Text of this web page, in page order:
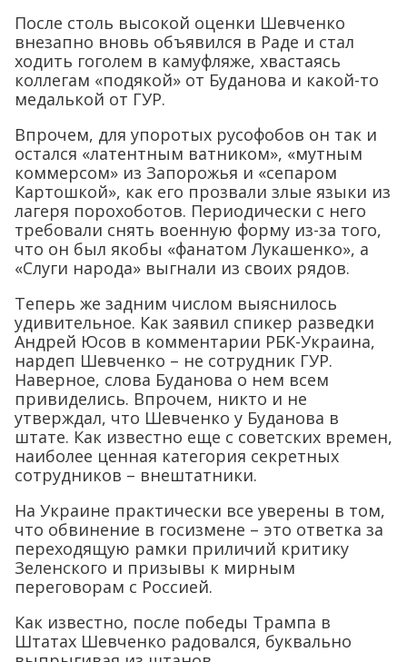
После столь высокой оценки Шевченко
внезапно вновь объявился в Раде и стал
ходить гоголем в камуфляже, хвастаясь
коллегам «подякой» от Буданова и какой-то
медалькой от ГУР.
Впрочем, для упоротых русофобов он так и
остался «латентным ватником», «мутным
коммерсом» из Запорожья и «сепаром
Картошкой», как его прозвали злые языки из
лагеря порохоботов. Периодически с него
требовали снять военную форму из-за того,
что он был якобы «фанатом Лукашенко», а
«Слуги народа» выгнали из своих рядов.
Теперь же задним числом выяснилось
удивительное. Как заявил спикер разведки
Андрей Юсов в комментарии РБК-Украина,
нардеп Шевченко – не сотрудник ГУР.
Наверное, слова Буданова о нем всем
привиделись. Впрочем, никто и не
утверждал, что Шевченко у Буданова в
штате. Как известно еще с советских времен,
наиболее ценная категория секретных
сотрудников – внештатники.
На Украине практически все уверены в том,
что обвинение в госизмене – это ответка за
переходящую рамки приличий критику
Зеленского и призывы к мирным
переговорам с Россией.
Как известно, после победы Трампа в
Штатах Шевченко радовался, буквально